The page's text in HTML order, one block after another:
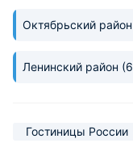
Октябрьский район
Ленинский район
Гостиницы России